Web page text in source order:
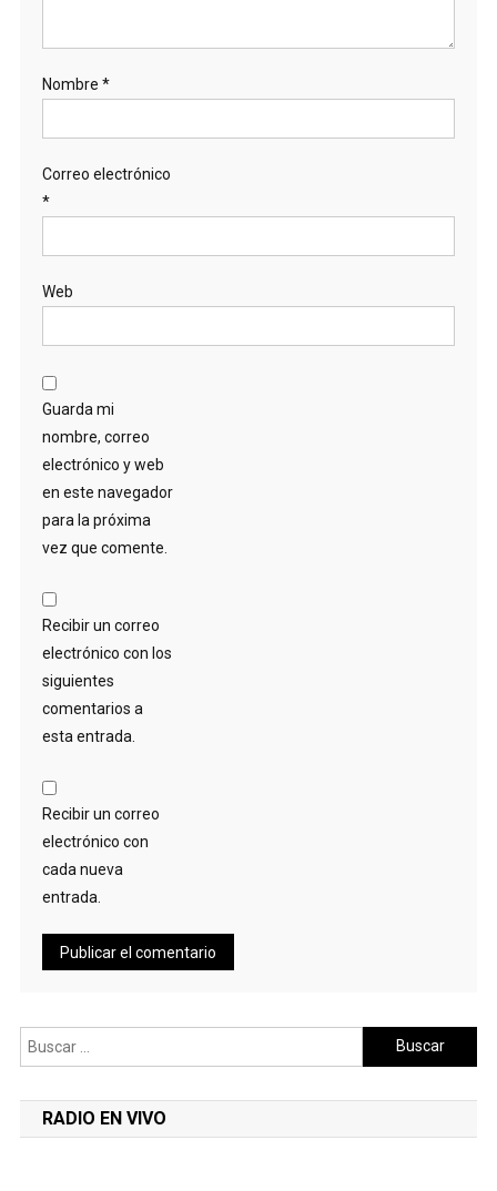
Nombre *
Correo electrónico
*
Web
Guarda mi
nombre, correo
electrónico y web
en este navegador
para la próxima
vez que comente.
Recibir un correo
electrónico con los
siguientes
comentarios a
esta entrada.
Recibir un correo
electrónico con
cada nueva
entrada.
Buscar:
RADIO EN VIVO